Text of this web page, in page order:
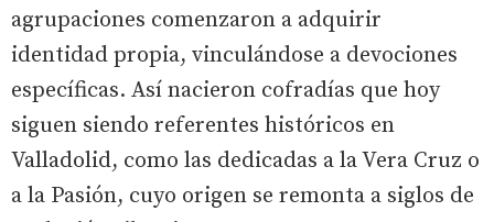
agrupaciones comenzaron a adquirir
identidad propia, vinculándose a devociones
específicas. Así nacieron cofradías que hoy
siguen siendo referentes históricos en
Valladolid, como las dedicadas a la Vera Cruz o
a la Pasión, cuyo origen se remonta a siglos de